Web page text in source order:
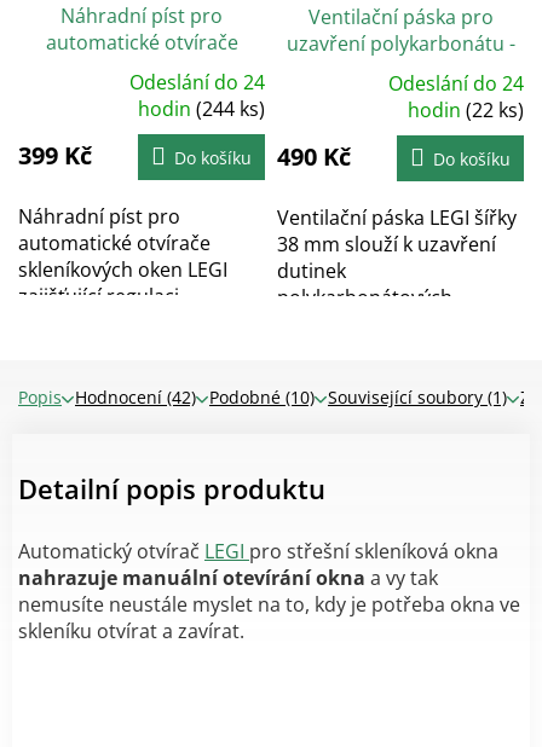
Náhradní píst pro
automatické otvírače
skleníkových oken LEGI
5,0
z
Odeslání do 24
hodin(244 ks)
399 Kč Do košíku
Náhradní píst pro
automatické otvírače
skleníkových oken LEGI
zajišťující regulaci...
Ventilační páska pro
uzavření polykarbonátu -
38 mm
4,7
z
Odeslání do 24
hodin(22 ks)
490 Kč Do košíku
Ventilační páska LEGI šířky
38 mm slouží k uzavření
dutinek
polykarbonátových
Popis Podobné (10) Související soubory (1)
Hodnocení (42)
Detailní popis produktu
Automatický otvírač LEGI pro střešní skleníková okna
nahrazuje manuální otevírání okna a vy tak
nemusíte neustále myslet na to, kdy je potřeba okna ve
skleníku otvírat a zavírat.